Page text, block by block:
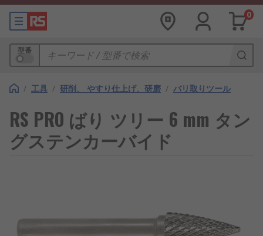
0
型番
/ 工具 / 研削、 やすり仕上げ、研磨 / バリ取りツール
RS PRO ばり ツリー 6 mm タン
グステンカーバイド